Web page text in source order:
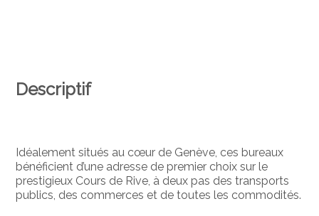
Descriptif
Idéalement situés au cœur de Genève, ces bureaux
bénéficient d’une adresse de premier choix sur le
prestigieux Cours de Rive, à deux pas des transports
publics, des commerces et de toutes les commodités.